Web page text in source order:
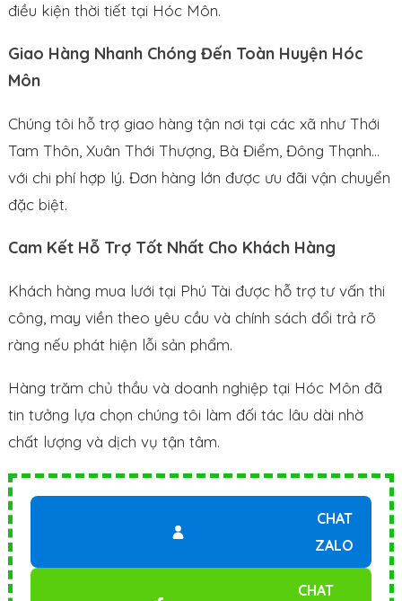
điều kiện thời tiết tại Hóc Môn.
Giao Hàng Nhanh Chóng Đến Toàn Huyện Hóc
Môn
Chúng tôi hỗ trợ giao hàng tận nơi tại các xã như Thới
Tam Thôn, Xuân Thới Thượng, Bà Điểm, Đông Thạnh…
với chi phí hợp lý. Đơn hàng lớn được ưu đãi vận chuyển
đặc biệt.
Cam Kết Hỗ Trợ Tốt Nhất Cho Khách Hàng
Khách hàng mua lưới tại Phú Tài được hỗ trợ tư vấn thi
công, may viền theo yêu cầu và chính sách đổi trả rõ
ràng nếu phát hiện lỗi sản phẩm.
Hàng trăm chủ thầu và doanh nghiệp tại Hóc Môn đã
tin tưởng lựa chọn chúng tôi làm đối tác lâu dài nhờ
chất lượng và dịch vụ tận tâm.
CHAT
ZALO
CHAT